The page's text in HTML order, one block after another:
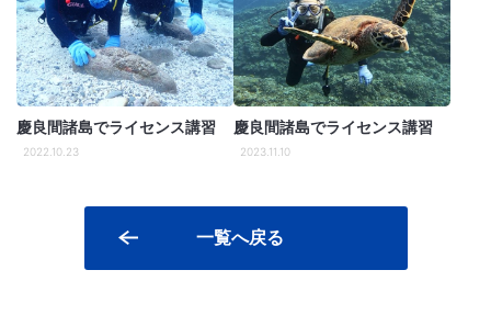
慶良間諸島でライセンス講習
2022.10.23
慶良間諸島でライセンス講習
2023.11.10
一覧へ戻る